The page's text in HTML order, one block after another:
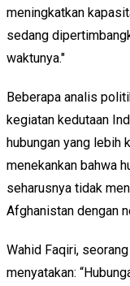
meningkatkan
sedang
waktunya."
Beberapa analis
kegiatan kedutaan
hubungan yang lebih
menekankan bahwa
seharusnya tidak
Afghanistan dengan
Wahid Faqiri,
menyatakan: